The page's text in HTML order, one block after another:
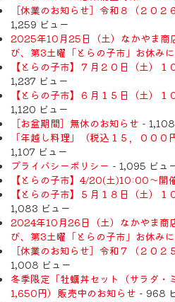
［休業のお知らせ］令和８（２０２
1,259 ビュー
2025年10月25日（土）なかやま商
び、第3土曜「とらの子市」お休み
【とらの子市】７月２０日（土）１
1,237 ビュー
【とらの子市】６月１５日（土）１
1,120 ビュー
［お盆期間］無休のお知らせ -
「年越し料理」（税込１５，００
1,107 ビュー
プライバシーポリシー - 1,095 ビュ
【とらの子市】4/20(土)10:00～開
【とらの子市】５月１８日（土）１
1,083 ビュー
2024年10月26日（土）なかやま商
び、第3土曜「とらの子市」お休み
［休業のお知らせ］令和７（２０２
1,008 ビュー
冬季限定「牡蠣丼セット（サラダ・
1,650円）販売中のお知らせ - 968